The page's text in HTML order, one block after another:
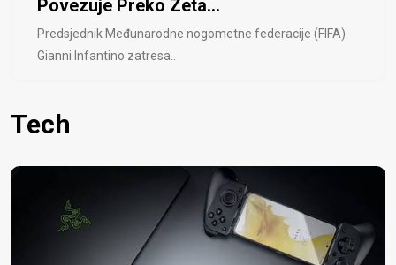
Povezuje Preko Zeta...
Predsjednik Međunarodne nogometne federacije (FIFA)
Gianni Infantino zatresa..
Tech